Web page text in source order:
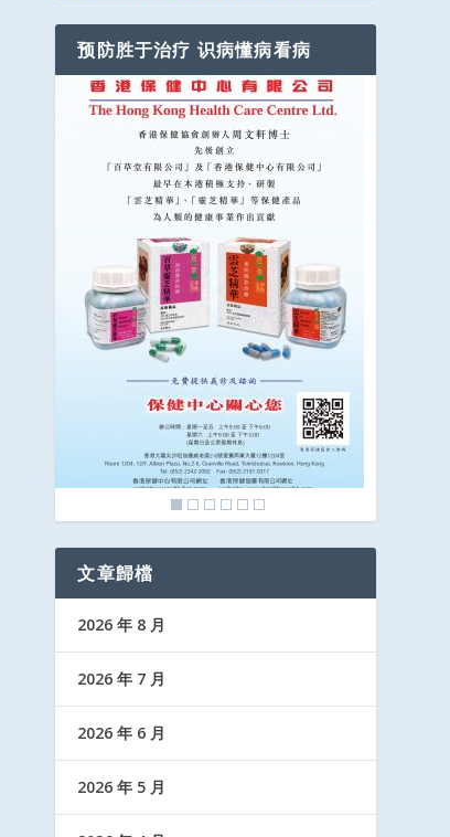
预防胜于治疗 识病懂病看病
文章歸檔
2026 年 8 月
2026 年 7 月
2026 年 6 月
2026 年 5 月